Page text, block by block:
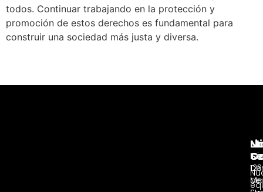
todos. Continuar trabajando en la protección y
promoción de estos derechos es fundamental para
construir una sociedad más justa y diversa.
de
Mi
123